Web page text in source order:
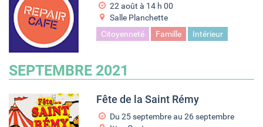
22 août à 14 h 00
Salle Planchette
Citoyenneté
Famille Intérieur
SEPTEMBRE 2021
Fête de la Saint Rémy
Du 25 septembre au 26 septembre